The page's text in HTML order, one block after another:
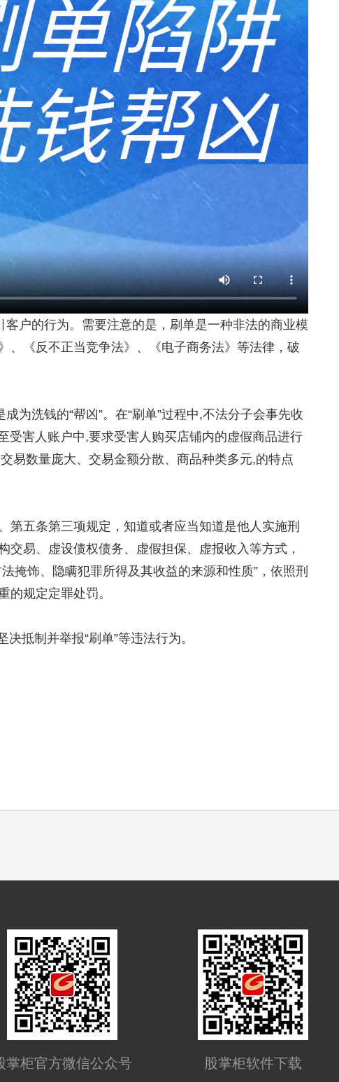
户的行为。 需要注意的是， 刷单是一种非法的商业模
、《反不正当竞争法》、《电子商务法》等法律，破
为洗钱的“帮凶”。在“刷单”过程中,不法分子会事先收
受害人账户中,要求受害人购买店铺内的虚假商品进行
易数量庞大、交易金额分散、商品种类多元,的特点
五条第三项规定，知道或者应当知道是他人实施刑
易、虚设债权债务、虚假担保、虚报收入等方式，
掩饰、隐瞒犯罪所得及其收益的来源和性质”，依照刑
的规定定罪处罚。
抵制并举报“刷单”等违法行为。
掌柜官方微信公众号 股掌柜软件下载